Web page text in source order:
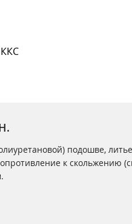
подошве,
к скольжению